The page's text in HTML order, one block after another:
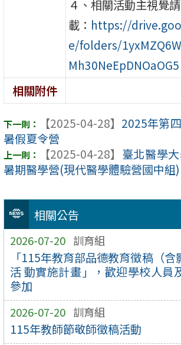
相關公告
2026-07-20 訓育組
「115年教育部品德教育徵稿（
活 動實施計畫」，歡迎學校人員
參加
2026-07-20 訓育組
115年教師節敬師徵稿活動
４、相關活動主視覺
載： https://
e/folders/
Mh30NeEpDNOaOG5
相關附件
【2025-04-28】 2025年第
暑假夏令營
【2025-04-28】 臺北醫學
暑期醫學營(現代醫學體驗營國中組